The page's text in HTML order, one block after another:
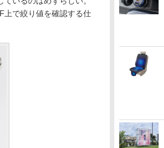
上で絞り値を確認する仕